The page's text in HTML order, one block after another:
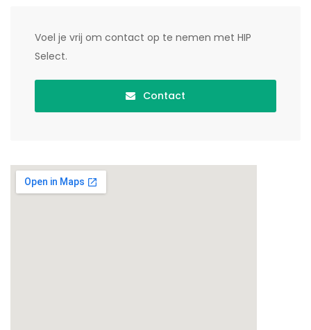
Voel je vrij om contact op te nemen met HIP
Select.
Contact